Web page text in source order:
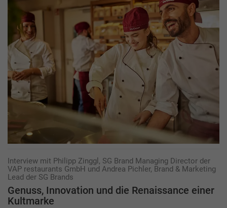
Interview mit Philipp Zinggl, SG Brand Managing Director der
VAP restaurants GmbH und Andrea Pichler, Brand & Marketing
Lead der SG Brands
Genuss, Innovation und die Renaissance einer
Kultmarke